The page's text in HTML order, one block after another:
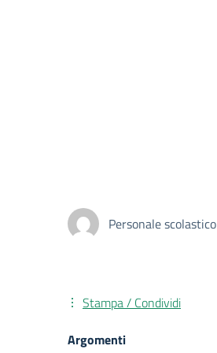
Personale scolastico
Stampa / Condividi
Argomenti